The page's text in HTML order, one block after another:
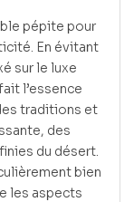
pépite pour
En évitant
sur le luxe
l’essence
traditions et
des
du désert.
bien
les aspects